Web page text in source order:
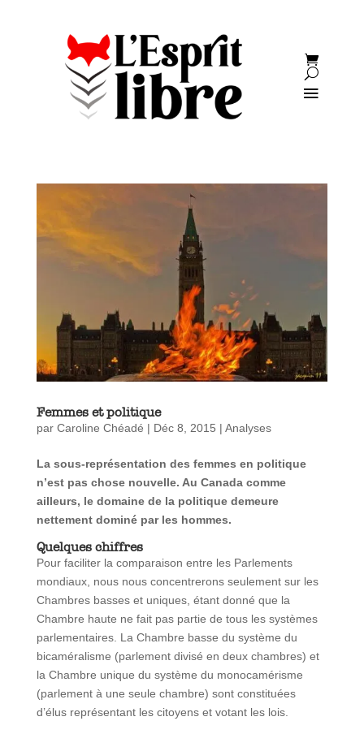
Femmes et politique
par Caroline Chéadé | Déc 8, 2015 | Analyses
La sous-représentation des femmes en politique
n’est pas chose nouvelle. Au Canada comme
ailleurs, le domaine de la politique demeure
nettement dominé par les hommes.
Quelques chiffres
Pour faciliter la comparaison entre les Parlements
mondiaux, nous nous concentrerons seulement sur les
Chambres basses et uniques, étant donné que la
Chambre haute ne fait pas partie de tous les systèmes
parlementaires. La Chambre basse du système du
bicaméralisme (parlement divisé en deux chambres) et
la Chambre unique du système du monocamérisme
(parlement à une seule chambre) sont constituées
d’élus représentant les citoyens et votant les lois.